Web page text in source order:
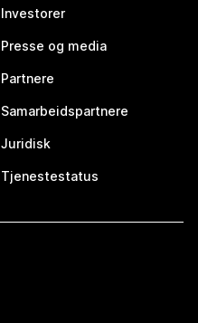
Investorer
Presse og media
Partnere
Samarbeidspartnere
Juridisk
Tjenestestatus